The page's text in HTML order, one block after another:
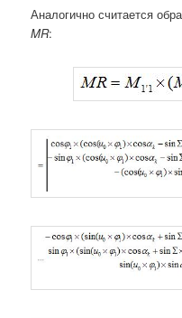
Аналогично считается
MR: